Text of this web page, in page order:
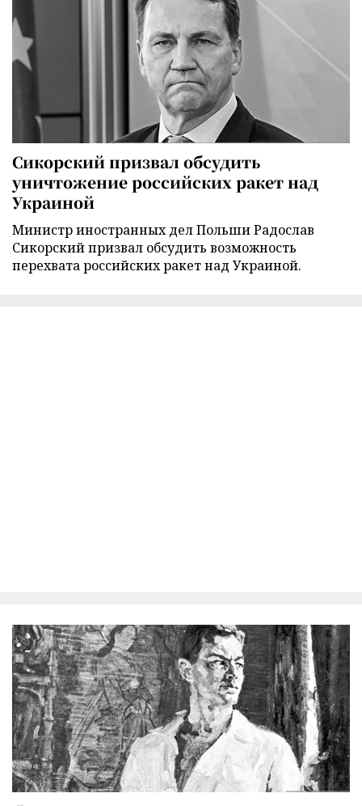
Сикорский призвал обсудить
уничтожение российских ракет над
Украиной
Министр иностранных дел Польши Радослав
Сикорский призвал обсудить возможность
перехвата российских ракет над Украиной.